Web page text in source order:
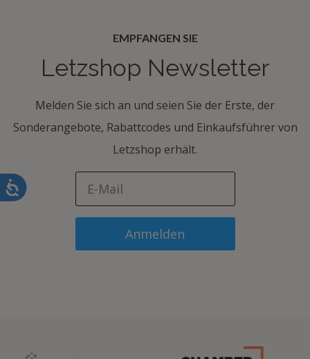
EMPFANGEN SIE
Letzshop Newsletter
Melden Sie sich an und seien Sie der Erste, der
Sonderangebote, Rabattcodes und Einkaufsführer von
Letzshop erhält.